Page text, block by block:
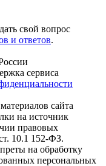
свой вопрос
и ответов.
сервиса
сайта
на источник
правовых
10.1 152-ФЗ.
на обработку
персональных